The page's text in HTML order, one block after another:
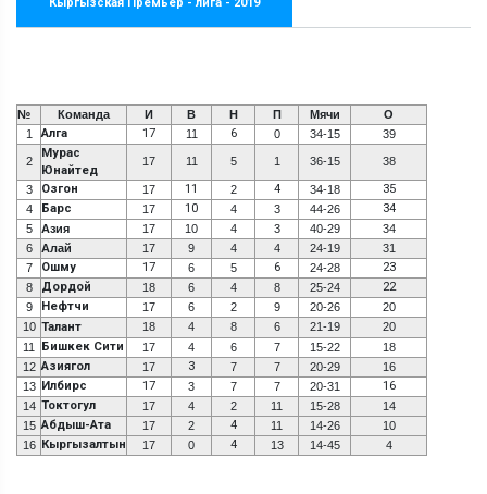
№ Команда И В Н П Мячи
О
1
Алга 17 11 6 0 34-15 39
2
Мурас
Юнайтед
17 11 5 1 36-15 38
3 Озгон 17 11 2 4 34-18 35
4 Барс 17 10 4 3 44-26 34
5 Азия 17 10 4 3 40-29
34
6
Алай 17 9 4 4 24-19
31
7
Ошму 17 6 5 6 24-28 23
8 Дордой 18 6 4 8 25-24 22
9 Нефтчи 17 6 2 9 20-26
20
10 Талант 18 4 8 6 21-19
20
11
Бишкек Сити 17 4 6 7 15-22
18
12 Азиягол 17 3 7 7 20-29
16
13 Илбирс 17 3 7 7 20-31 16
14 Токтогул 17 4 2 11 15-28
14
15 Абдыш-Ата 17 2 4 11 14-26
10
16 Кыргызалтын 17 0 4 13 14-45 4